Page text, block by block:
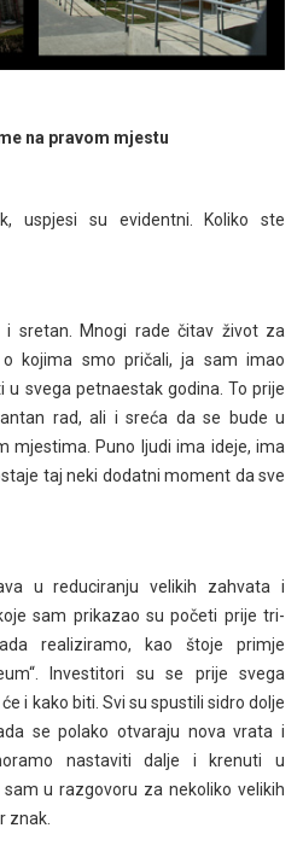
na pravom mjestu
uspjesi su evidentni. Koliko ste
i sretan. Mnogi rade čitav život za
kojima smo pričali, ja sam imao
svega petnaestak godina. To prije
rad, ali i sreća da se bude u
mjestima. Puno ljudi ima ideje, ima
taj neki dodatni moment da sve
u reduciranju velikih zahvata i
sam prikazao su početi prije tri-
realiziramo, kao štoje primje
Investitori su se prije svega
i kako biti. Svi su spustili sidro dolje
se polako otvaraju nova vrata i
nastaviti dalje i krenuti u
u razgovoru za nekoliko velikih
znak.